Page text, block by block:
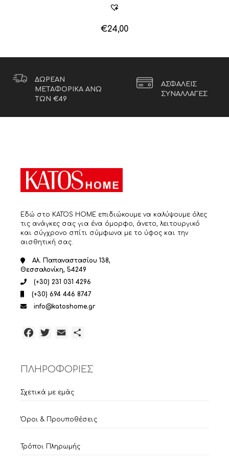
€24,00
ΔΩΡΕΑΝ
ΜΕΤΑΦΟΡΙΚΑ ΑΝΩ
ΤΩΝ €49
ΑΣΦΑΛΕΙΣ
ΣΥΝΑΛΛΑΓΕΣ
Εδώ στο KATOS HOME επιδιώκουμε να καλύψουμε όλες
τις ανάγκες σας για ένα όμορφο, άνετο, λειτουργικό
και σύγχρονο σπίτι σύμφωνα με το ύφος και την
αισθητική σας.
Αλ. Παπαναστασίου 138,
Θεσσαλονίκη, 54249
(+30) 231 031 4296
(+30) 694 446 8747
info@katoshome.gr
Facebook
TwitterEmail
ΠΛΗΡΟΦΟΡΙΕΣ
Σχετικά με εμάς
Όροι & Προυποθέσεις
Τρόποι Πληρωμής